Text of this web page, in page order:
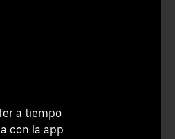
a tiempo
con la app